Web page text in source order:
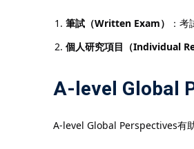
筆試（Written Exam）
：
個人研究項目（Individual
A-level Global
A-level Global Perspectives有